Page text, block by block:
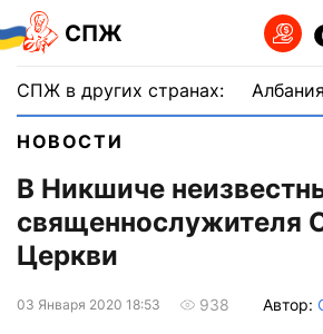
СПЖ
СПЖ в других странах: Албания
НОВОСТИ
В Никшиче
священнослужителя
Церкви
03 Января 2020 18:53 938 Автор: